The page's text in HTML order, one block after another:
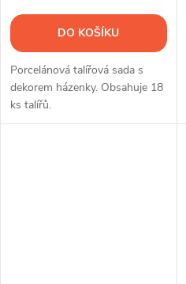
DO KOŠÍKU
Porcelánová talířová sada s
dekorem házenky. Obsahuje 18
ks talířů.